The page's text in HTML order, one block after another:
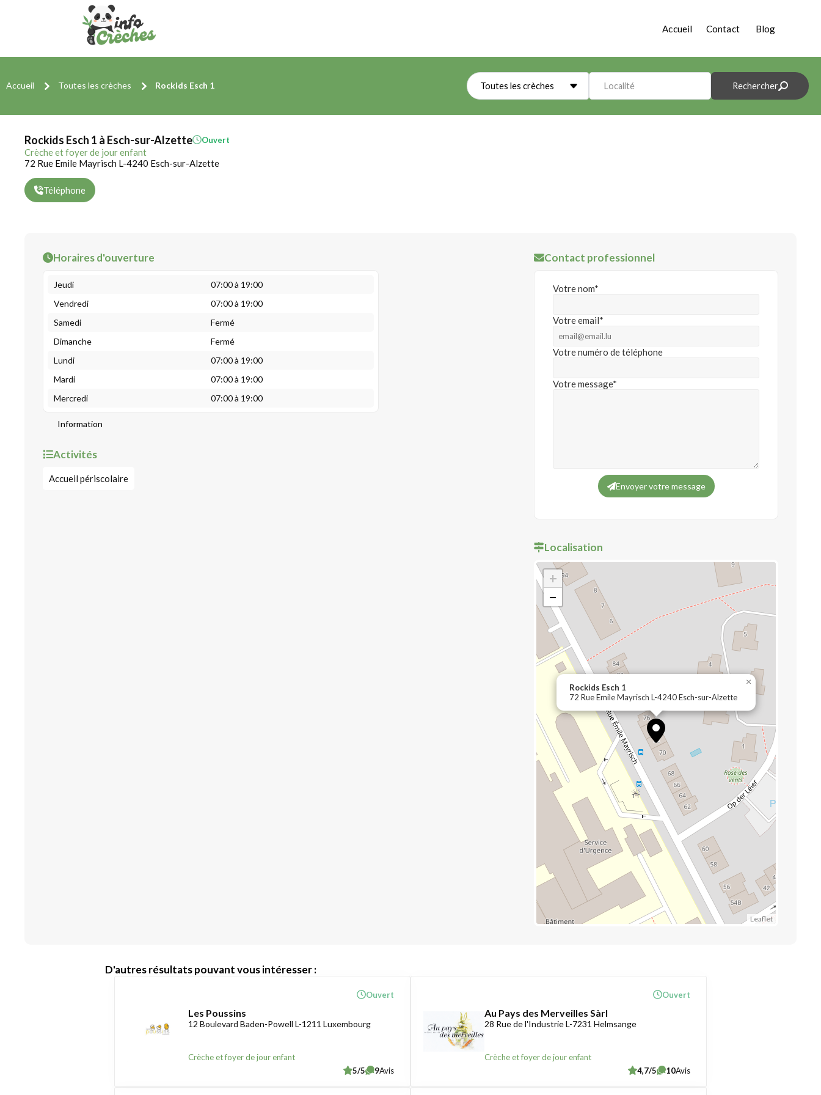
Accueil Contact Blog
Accueil Toutes les crèches Rockids Esch 1 Toutes les crèches Localité Rechercher
Rockids Esch 1 à Esch-sur-Alzette Ouvert
Crèche et foyer de jour enfant
72 Rue Emile Mayrisch L-4240 Esch-sur-Alzette
Téléphone
Horaires d'ouverture
Jeudi
07:00 à 19:00
Vendredi
07:00 à 19:00
Samedi
Fermé
Dimanche
Fermé
Lundi
07:00 à 19:00
Mardi
07:00 à 19:00
Mercredi
07:00 à 19:00
Information
Activités
Accueil périscolaire
Contact professionnel
Votre nom*
Votre email*
Votre numéro de téléphone
Votre message*
Envoyer votre message
Localisation
Rockids Esch 1
72 Rue Emile Mayrisch L-4240 Esch-sur-Alzette
×
+
−
Leaflet
D'autres résultats pouvant vous intéresser :
Les Poussins
12 Boulevard Baden-Powell L-1211 Luxembourg
Crèche et foyer de jour enfant
Ouvert
5/5 9Avis
Au Pays des Merveilles Sàrl
28 Rue de l'Industrie L-7231 Helmsange
Crèche et foyer de jour enfant
Ouvert
4,7/5 10Avis